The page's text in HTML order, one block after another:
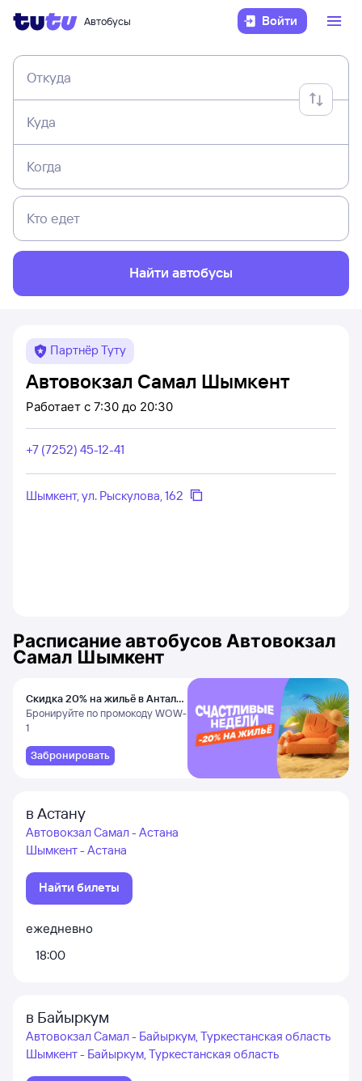
Автобусы Войти
Откуда
Куда
Когда
Кто едет
Найти автобусы
Партнёр Туту
Автовокзал Самал Шымкент
Работает c 7:30 до 20:30
+7 (7252) 45-12-41
Шымкент, ул. Рыскулова, 162
Расписание автобусов Автовокзал
Самал Шымкент
Скидка 20% на жильё в Анталье
и Даламане
Бронируйте по промокоду WOW-
1
Забронировать
в Астану
Автовокзал Самал - Астана
Шымкент - Астана
Найти билеты
ежедневно
18:00
в Байыркум
Автовокзал Самал - Байыркум, Туркестанская область
Шымкент - Байыркум, Туркестанская область